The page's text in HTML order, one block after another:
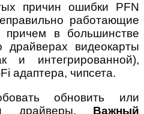
причин ошибки PFN
работающие
причем в большинстве
видеокарты
и интегрированной),
адаптера, чипсета.
обновить или
драйверы. Важный